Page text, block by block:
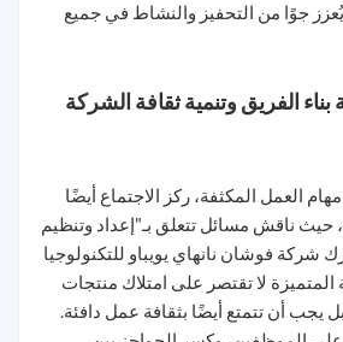
جوًا من التحفيز والنشاط في جميع
بناء الفريق وتنمية ثقافة الشركة
العمل المكثفة، ركز الاجتماع أيضًا
حيث ناقش مسائل تتعلق بـ"إعداد وتنظيم
شركة فوشان نانهاي يويباو للتكنولوجيا
لا تقتصر على امتلاك منتجات
يجب أن تتمتع أيضًا بثقافة عمل دافئة.